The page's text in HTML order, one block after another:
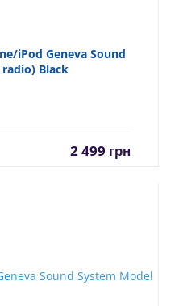
iPod Geneva Sound
Black
2 499 грн